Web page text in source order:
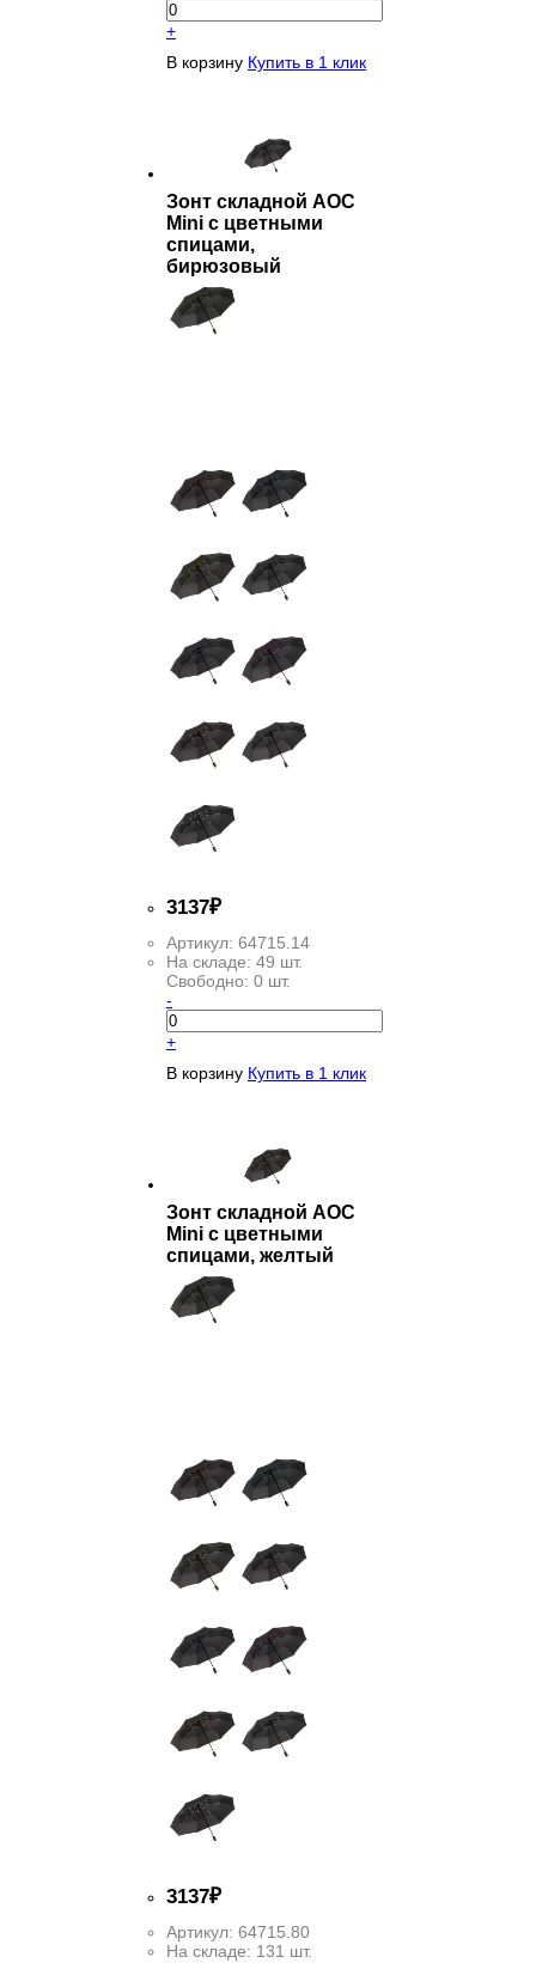
+
В корзину Купить в 1 клик
Зонт складной AOC
Mini с цветными
спицами,
бирюзовый
3137₽
Артикул: 64715.14
На складе: 49 шт.
Свободно: 0 шт.
-
+
В корзину Купить в 1 клик
Зонт складной AOC
Mini с цветными
спицами, желтый
3137₽
Артикул: 64715.80
На складе: 131 шт.